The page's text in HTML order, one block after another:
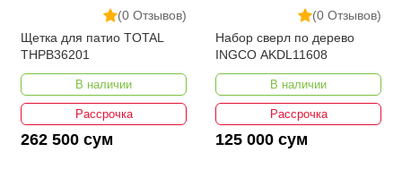
(0 Отзывов)
Щетка для патио TOTAL
THPB36201
В наличии
Рассрочка
262 500 сум
(0 Отзывов)
Набор сверл по дерево
INGCO AKDL11608
В наличии
Рассрочка
125 000 сум